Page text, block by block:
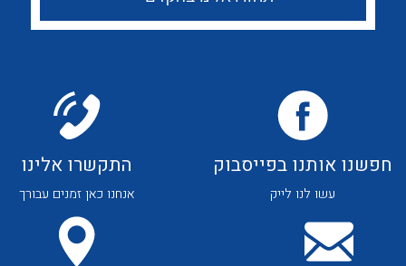
לכל מוצרי היצרן לכל מוצרי היצרן
חפשנו אותנו בפייסבוק
עשו לנו לייק
התקשרו אלינו
אנחנו כאן זמנים עבורך